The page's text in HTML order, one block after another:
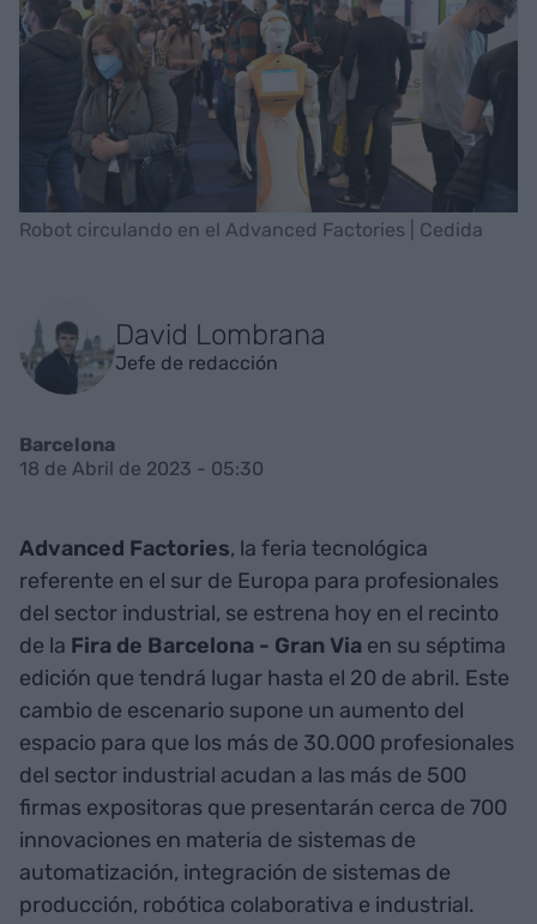
Robot circulando en el Advanced Factories | Cedida
David Lombrana
Jefe de redacción
Barcelona
18 de Abril de 2023 - 05:30
Advanced Factories, la feria tecnológica
referente en el sur de Europa para profesionales
del sector industrial, se estrena hoy en el recinto
de la Fira de Barcelona - Gran Via en su séptima
edición que tendrá lugar hasta el 20 de abril. Este
cambio de escenario supone un aumento del
espacio para que los más de 30.000 profesionales
del sector industrial acudan a las más de 500
firmas expositoras que presentarán cerca de 700
innovaciones en materia de sistemas de
automatización, integración de sistemas de
producción, robótica colaborativa e industrial.